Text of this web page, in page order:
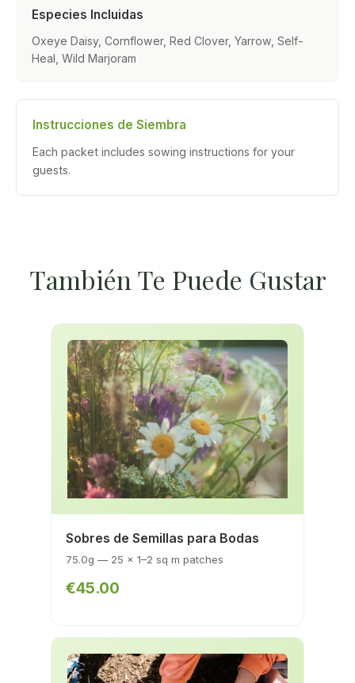
Especies Incluidas
Oxeye Daisy, Cornflower, Red Clover, Yarrow, Self-
Heal, Wild Marjoram
Instrucciones de Siembra
Each packet includes sowing instructions for your
guests.
También Te Puede Gustar
Sobres de Semillas para Bodas
75.0g — 25 x 1–2 sq m patches
€45.00